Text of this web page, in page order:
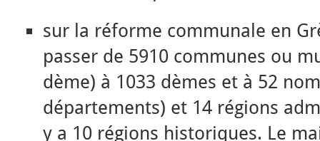
sur la réforme communale en
passer de 5910 communes ou
dème) à 1033 dèmes et à 52
départements) et 14 régions
y a 10 régions historiques. Le